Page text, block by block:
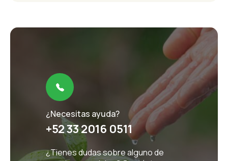
¿Necesitas ayuda?
+52 33 2016 0511
¿Tienes dudas sobre alguno de